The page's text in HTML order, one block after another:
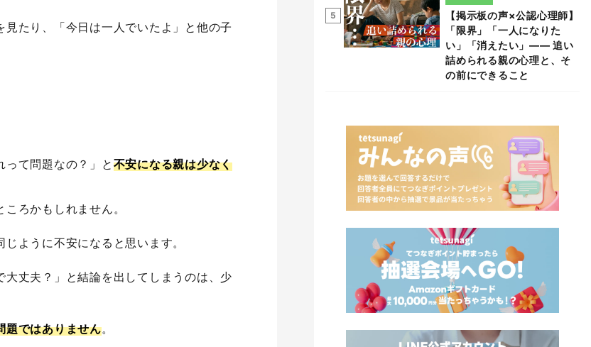
たり、「今日は一人でいたよ」と他の子
て問題なの？」と 不安になる親は少なく
ろかもしれません。
ように不安になると思います。
丈夫？」と結論を出してしまうのは、少
題ではありません。
5
【掲示板の声×公認心理師】
「限界」「一人になりた
い」「消えたい」―― 追い
詰められる親の心理と、そ
の前にできること